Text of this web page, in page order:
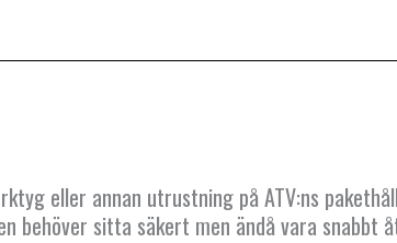
eller annan utrustning på ATV:ns
behöver sitta säkert men ändå vara snabbt